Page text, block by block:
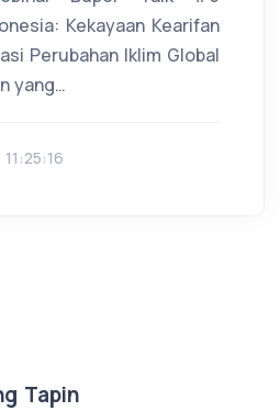
Kekayaan Kearifan
Perubahan Iklim Global
yang…
Tapin